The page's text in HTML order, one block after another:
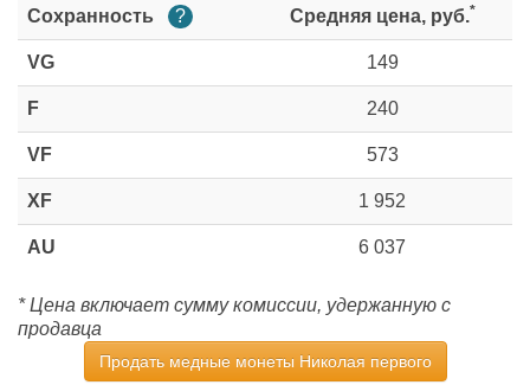
Сохранность ? Средняя цена, руб.*
VG 149
F 240
VF 573
XF 1 952
AU 6 037
* Цена включает сумму комиссии, удержанную с
продавца
Продать медные монеты Николая первого